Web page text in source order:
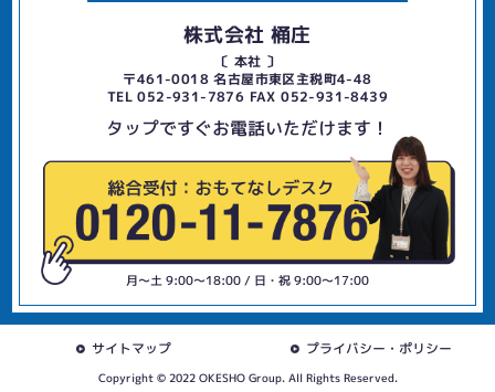
株式会社 桶庄
〔 本社 〕
〒461-0018 名古屋市東区主税町4-48
TEL 052-931-7876 FAX 052-931-8439
タップですぐお電話いただけます！
月〜土 9:00〜18:00 / 日・祝 9:00〜17:00
サイトマップ プライバシー・ポリシー
Copyright © 2022 OKESHO Group. All Rights Reserved.